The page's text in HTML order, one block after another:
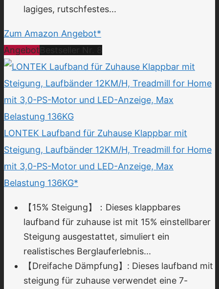
lagiges, rutschfestes...
Zum Amazon Angebot*
Angebot
LONTEK Laufband für Zuhause Klappbar mit
Steigung, Laufbänder 12KM/H, Treadmill for Home
mit 3,0-PS-Motor und LED-Anzeige, Max
Belastung 136KG*
【15% Steigung】：Dieses klappbares
laufband für zuhause ist mit 15% einstellbarer
Steigung ausgestattet, simuliert ein
realistisches Berglauferlebnis...
【Dreifache Dämpfung】: Dieses laufband mit
steigung für zuhause verwendet eine 7-